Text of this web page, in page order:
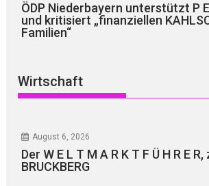
ÖDP Niederbayern unterstützt P
und kritisiert „finanziellen
Familien“
Wirtschaft
August 6, 2026
Der W E L T M A R K T F Ü H R E
BRUCKBERG